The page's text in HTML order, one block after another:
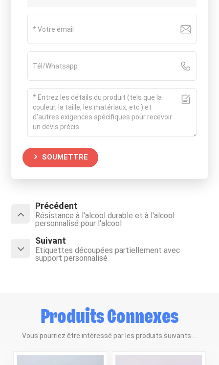
SOUMETTRE
Précédent
Résistance à l'alcool durable et à l'alcool
personnalisé pour l'alcool
Suivant
Étiquettes découpées partiellement avec
support personnalisé
Produits Connexes
Vous pourriez être intéressé par les produits suivants ...